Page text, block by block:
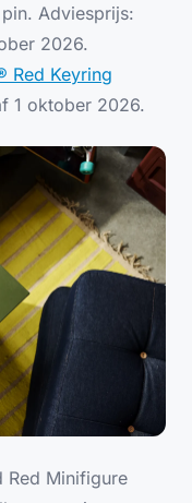
Adviesprijs:
2026.
Red Keyring
1 oktober 2026.
Red Minifigure